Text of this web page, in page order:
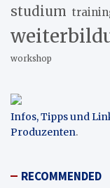
studium
workshop
Infos, Tipps und
Produzenten.
RECOMMENDED